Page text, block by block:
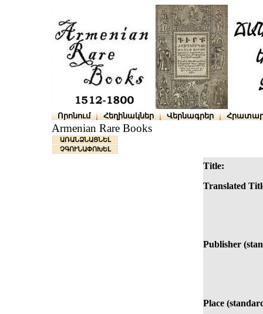
Որոնում Հեղինակներ Վերնագրեր
Armenian Rare Books
ԱՌԱՆՁՆԱՑՆԵԼ
ՉԳՈՒՆԱՓՈԽԵԼ
Title:
Translated
Publisher
Place